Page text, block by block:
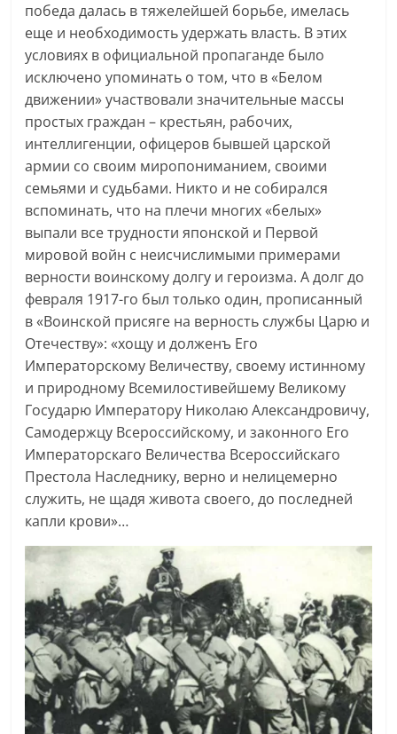
победа далась в тяжелейшей борьбе, имелась
еще и необходимость удержать власть. В этих
условиях в официальной пропаганде было
исключено упоминать о том, что в «Белом
движении» участвовали значительные массы
простых граждан – крестьян, рабочих,
интеллигенции, офицеров бывшей царской
армии со своим миропониманием, своими
семьями и судьбами. Никто и не собирался
вспоминать, что на плечи многих «белых»
выпали все трудности японской и Первой
мировой войн с неисчислимыми примерами
верности воинскому долгу и героизма. А долг до
февраля 1917-го был только один, прописанный
в «Воинской присяге на верность службы Царю и
Отечеству»: «хощу и долженъ Его
Императорскому Величеству, своему истинному
и природному Всемилостивейшему Великому
Государю Императору Николаю Александровичу,
Самодержцу Всероссийскому, и законного Его
Императорскаго Величества Всероссийскаго
Престола Наследнику, верно и нелицемерно
служить, не щадя живота своего, до последней
капли крови»…